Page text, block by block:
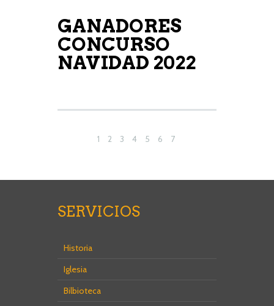
GANADORES
CONCURSO
NAVIDAD 2022
1 2 3 4 5 6 7
SERVICIOS
Historia
Iglesia
Bilbioteca